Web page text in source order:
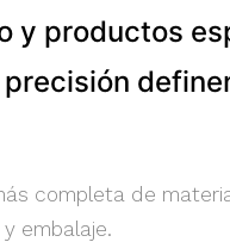
productos
completa de
embalaje.